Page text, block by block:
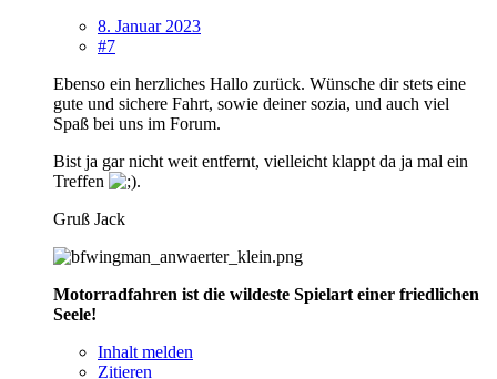
8. Januar 2023
#7
Ebenso ein herzliches Hallo zurück. Wünsche dir stets eine
gute und sichere Fahrt, sowie deiner sozia, und auch viel
Spaß bei uns im Forum.
Bist ja gar nicht weit entfernt, vielleicht klappt da ja mal ein
Treffen
.
Gruß Jack
Motorradfahren ist die wildeste Spielart einer friedlichen
Seele!
Inhalt melden
Zitieren